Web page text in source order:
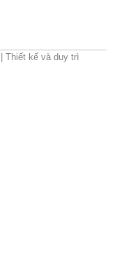
Thiết kế và duy trì